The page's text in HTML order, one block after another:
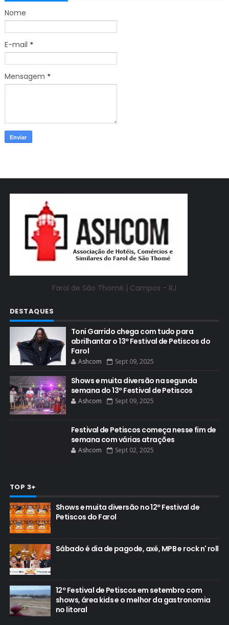
Nome
E-mail *
Mensagem *
Farol de São Thomé | Campos - RJ
DESTAQUES
Toni Garrido chega com tudo para
abrilhantar o 13º Festival de Petiscos do
Farol
Ashcom Sept 09, 2025
Shows e muita diversão na segunda
semana do 13º Festival de Petiscos
Ashcom Sept 09, 2025
Festival de Petiscos começa nesse fim de
semana com várias atrações
Ashcom Sept 02, 2025
TOP 3+
Shows e muita diversão no 12º Festival de
Petiscos do Farol
Sábado é dia de pagode, axé, MPB e rock n' roll
12º Festival de Petiscos em setembro com
shows, área kids e o melhor da gastronomia
no litoral